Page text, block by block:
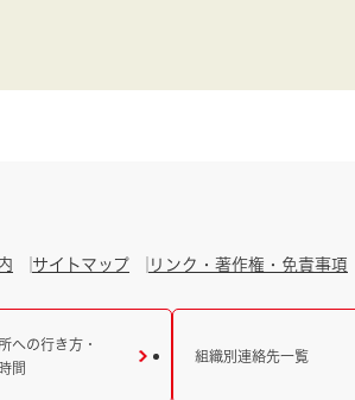
サイトマップ リンク・著作権・免責事項
への行き方・
間
組織別連絡先一覧